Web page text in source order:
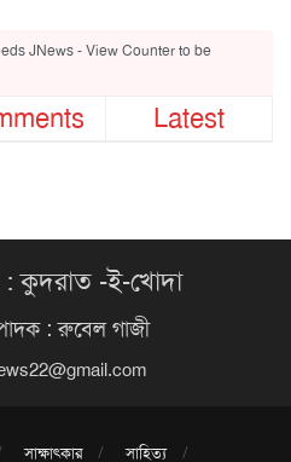
JNews - View Counter to be
Latest
: কুদরাত -ই-খোদা
: রুবেল গাজী
সাক্ষাৎকার সাহিত্য